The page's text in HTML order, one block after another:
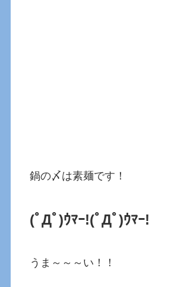
鍋の〆は素麺です！
(ﾟДﾟ)ｳﾏｰ!(ﾟДﾟ)ｳﾏｰ!
うま～～～い！！